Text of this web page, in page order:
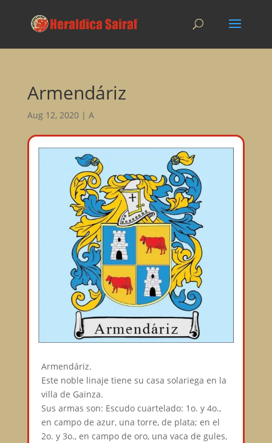
Armendáriz
Aug 12, 2020| A
Armendáriz.
Este noble linaje tiene su casa solariega en la
villa de Gainza.
Sus armas son: Escudo cuartelado: 1o. y 4o.,
en campo de azur, una torre, de plata; en el
2o. y 3o., en campo de oro, una vaca de gules,